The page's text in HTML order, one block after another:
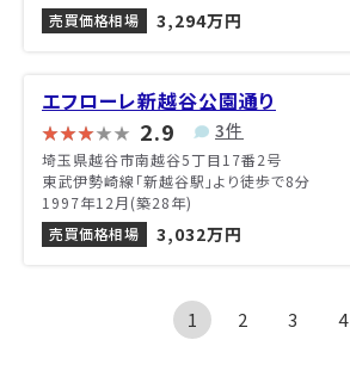
売買価格相場
3,294万円
エフローレ新越谷公園通り
2.9 3件
埼玉県越谷市南越谷5丁目17番2号
東武伊勢崎線「新越谷駅」より徒歩で8分
1997年12月(築28年)
売買価格相場
3,032万円
1 2 3 4